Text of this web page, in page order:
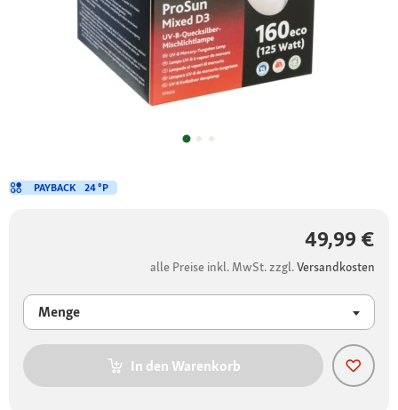
49,99 €
alle Preise inkl. MwSt. zzgl.Versandkosten
Menge
In den Warenkorb
PAYBACK 24 °P